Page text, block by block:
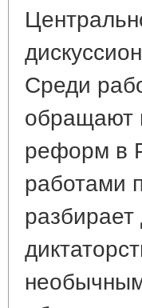
Среди
обращают
реформ в
работами